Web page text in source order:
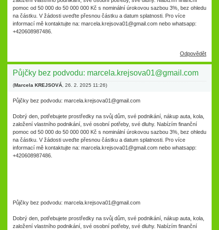
pomoc od 50 000 do 50 000 000 Kč s nominální úrokovou sazbou 3%, bez ohledu
na částku. V žádosti uveďte přesnou částku a datum splatnosti. Pro více
informací mě kontaktujte na: marcela.krejsova01@gmail.com nebo whatsapp:
+420608987486.
Odpovědět
Půjčky bez podvodu: marcela.krejsova01@gmail.com
(Marcela KREJSOVÁ 26. 2. 2025 11:26)
Půjčky bez podvodu: marcela.krejsova01@gmail.com
Dobrý den, potřebujete prostředky na svůj dům, své podnikání, nákup auta, kola,
založení vlastního podnikání, své osobní potřeby, své dluhy. Nabízím finanční
pomoc od 50 000 do 50 000 000 Kč s nominální úrokovou sazbou 3%, bez ohledu
na částku. V žádosti uveďte přesnou částku a datum splatnosti. Pro více
informací mě kontaktujte na: marcela.krejsova01@gmail.com nebo whatsapp:
+420608987486.
Půjčky bez podvodu: marcela.krejsova01@gmail.com
Dobrý den, potřebujete prostředky na svůj dům, své podnikání, nákup auta, kola,
založení vlastního podnikání, své osobní potřeby, své dluhy. Nabízím finanční